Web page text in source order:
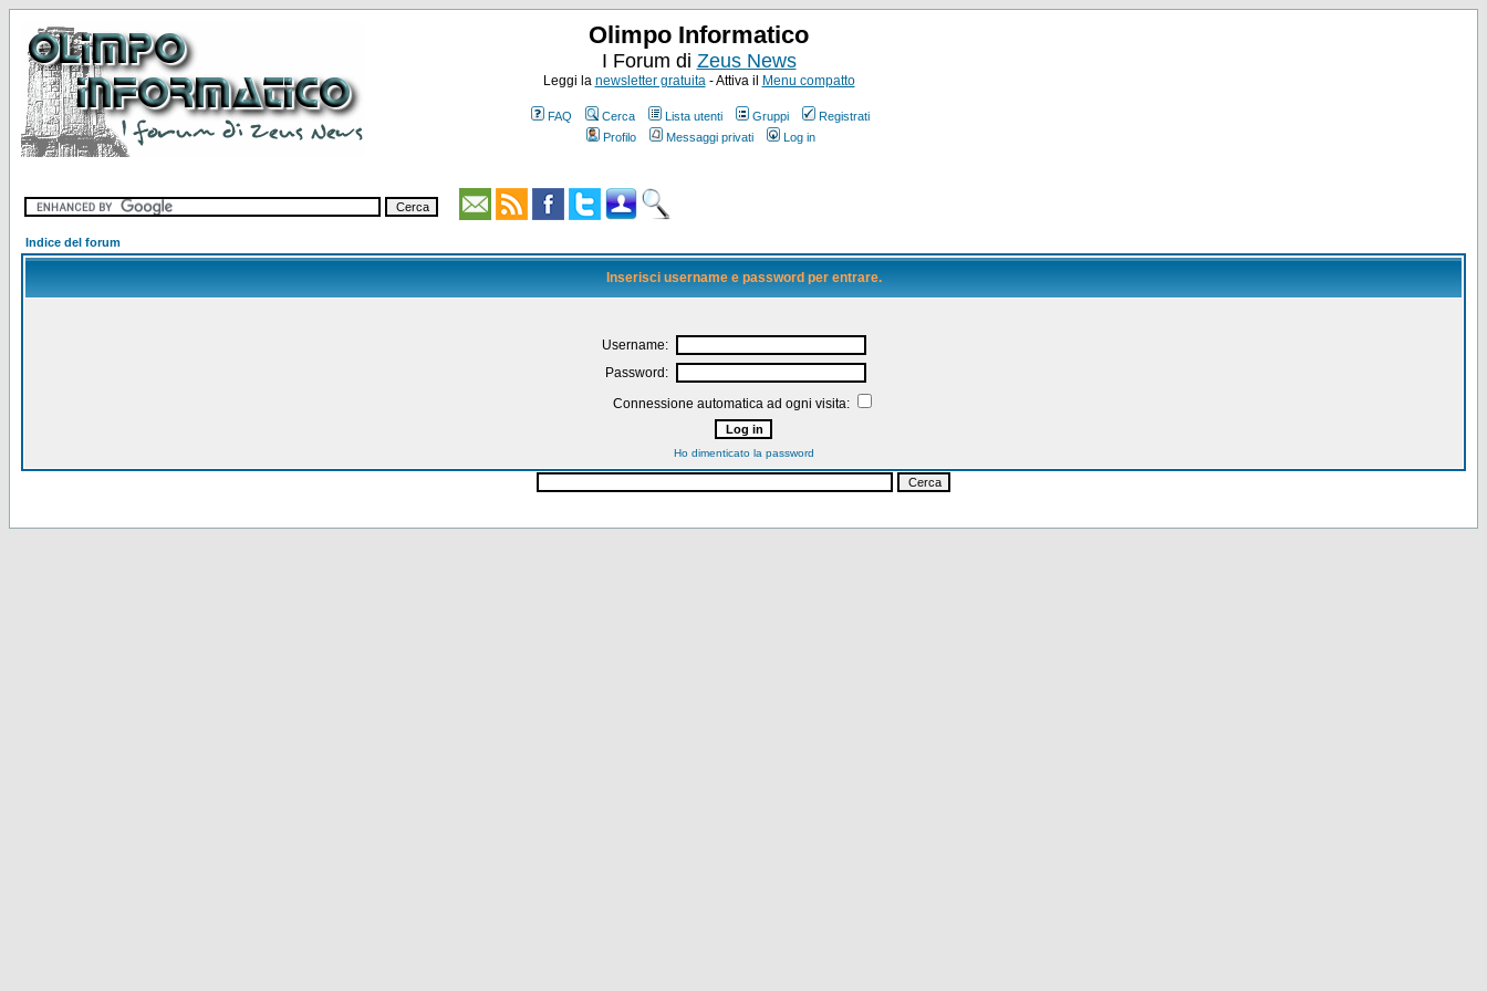
Olimpo Informatico
I Forum di Zeus News
Leggi la newsletter gratuita- Attiva il Menu compatto
FAQ Cerca Lista utenti Gruppi
Registrati
Profilo
Messaggi privati Log in
Indice del forum
Inserisci username e password per entrare.
Username:
Password:
Connessione automatica ad ogni visita:
Ho dimenticato la password